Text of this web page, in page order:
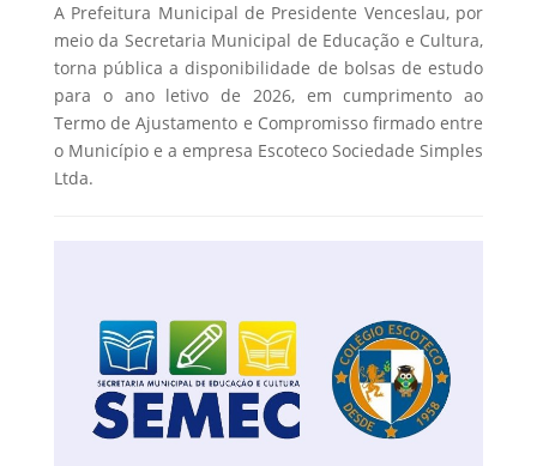
A Prefeitura Municipal de Presidente Venceslau, por
meio da Secretaria Municipal de Educação e Cultura,
torna pública a disponibilidade de bolsas de estudo
para o ano letivo de 2026, em cumprimento ao
Termo de Ajustamento e Compromisso firmado entre
o Município e a empresa Escoteco Sociedade Simples
Ltda.